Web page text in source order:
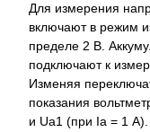
Для измерения
включают в режим
пределе 2 В.
подключают к
Изменяя
показания
и Ua1 (при Iа = 1